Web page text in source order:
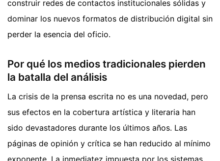
construir redes de contactos institucionales sólidas y
dominar los nuevos formatos de distribución digital sin
perder la esencia del oficio.
Por qué los medios tradicionales pierden
la batalla del análisis
La crisis de la prensa escrita no es una novedad, pero
sus efectos en la cobertura artística y literaria han
sido devastadores durante los últimos años. Las
páginas de opinión y crítica se han reducido al mínimo